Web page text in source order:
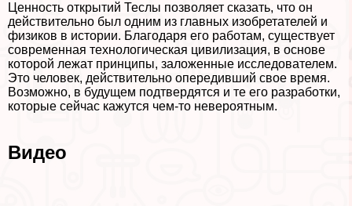
Ценность открытий Теслы позволяет сказать, что он
действительно был одним из главных изобретателей и
физиков в истории. Благодаря его работам, существует
современная технологическая цивилизация, в основе
которой лежат принципы, заложенные исследователем.
Это человек, действительно опередивший свое время.
Возможно, в будущем подтвердятся и те его разработки,
которые сейчас кажутся чем-то невероятным.
Видео